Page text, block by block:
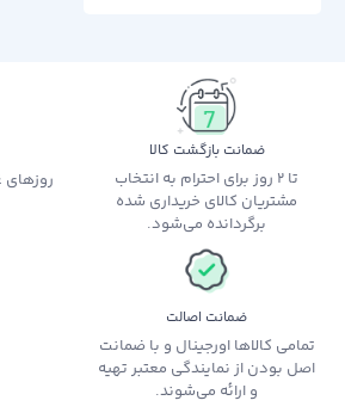
ضمانت بازگشت کالا
تا 2 روز برای احترام به انتخاب
مشتریان کالای خریداری شده
برگردانده می‌شود.
ضمانت اصالت
تمامی کالاها اورجینال و با ضمانت
اصل بودن از نمایندگی معتبر تهیه
و ارائه می‌شوند.